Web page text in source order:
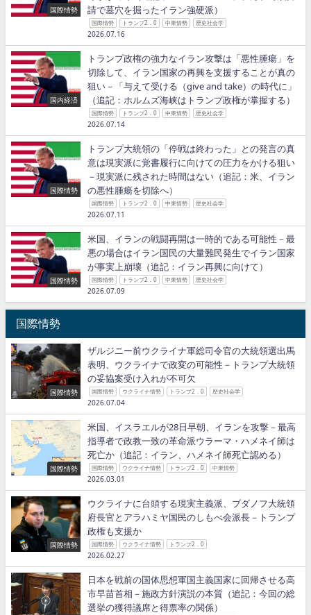
国際情勢
請で墓穴を掘ったイラン強硬派）
国際情勢 トランプ2．0 中東情勢 歴史社会学
2026.07.16
国内経済
トランプ政権の強力なイラン攻撃は「悪性腫瘍」を
切除して、イラン国家の再興を支援することが真の
狙い－「与えて受ける（give and take）の時代に」
（追記：ホルムズ海峡はトランプ政権が掌握する）
国際情勢 トランプ2．0 中東情勢 歴史社会学
2026.07.14
国際情勢
トランプ大統領の「停戦は終わった」との発言の真
意は現実派に覚書履行に向けての圧力をかける狙い
－現実派に残された時間はない（追記：米、イラン
の悪性腫瘍を切除へ）
国際情勢 トランプ2．0 中東情勢 歴史社会学
2026.07.11
国際情勢
米国、イランの戦闘再開は一時的である可能性－最
悪の場合はイラン国民の大量難民発生でイラン国家
が事実上崩壊（追記：イラン再興に向けて）
国際情勢 トランプ2．0 中東情勢 歴史社会学
2026.07.09
国際情勢
国際情勢
ザルジニー前ウクライナ軍総司令官の大統領選出馬
表明、ウクライナで政変の可能性－トランプ大統領
の妥協案受け入れが不可欠
国際情勢 ウクライナ情勢 トランプ2．0 歴史社会学
2026.07.04
国際情勢
米国、イスラエルが28日早朝、イランを攻撃－最高
指導者で政教一致の革命派ウラーマ・ハメネイ師は
死亡か（追記：イラン、ハメネイ師死亡認める）
国際情勢 ウクライナ情勢 トランプ2．0 中東情勢
2026.03.01
国際情勢
ウクライナに台頭する現実主義派、ブダノフ大統領
府長官とアラハミヤ国民のしもべ会派長－トランプ
政権も支援か
国際情勢 ウクライナ情勢 トランプ2．0
2026.02.27
日本を戦前の国体思想軍国主義国家に回帰させる高
市早苗首相－施政方針演説の本質（追記：今回の総
選挙の獲得議席と得票率の関係）